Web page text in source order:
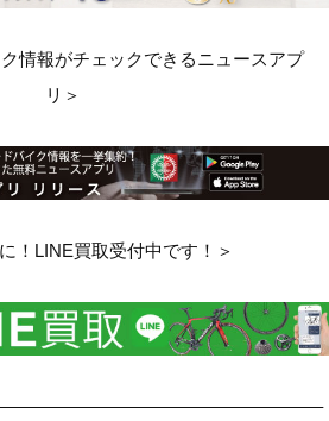
情報がチェックできるニュースアプ
リ＞
！LINE買取受付中です！＞